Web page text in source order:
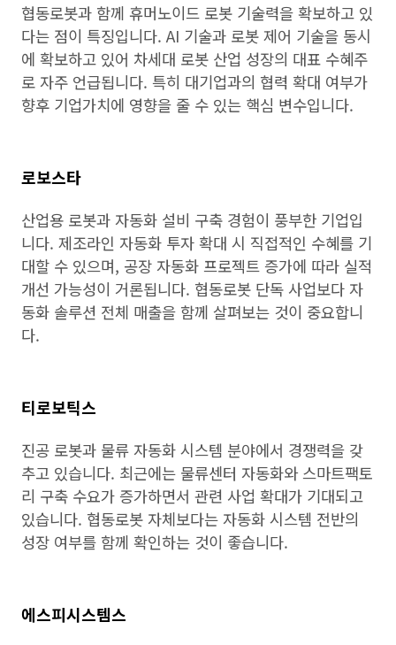
협동로봇과 함께 휴머노이드 로봇 기술력을 확보하고 있
다는 점이 특징입니다. AI 기술과 로봇 제어 기술을 동시
에 확보하고 있어 차세대 로봇 산업 성장의 대표 수혜주
로 자주 언급됩니다. 특히 대기업과의 협력 확대 여부가
향후 기업가치에 영향을 줄 수 있는 핵심 변수입니다.
로보스타
산업용 로봇과 자동화 설비 구축 경험이 풍부한 기업입
니다. 제조라인 자동화 투자 확대 시 직접적인 수혜를 기
대할 수 있으며, 공장 자동화 프로젝트 증가에 따라 실적
개선 가능성이 거론됩니다. 협동로봇 단독 사업보다 자
동화 솔루션 전체 매출을 함께 살펴보는 것이 중요합니
다.
티로보틱스
진공 로봇과 물류 자동화 시스템 분야에서 경쟁력을 갖
추고 있습니다. 최근에는 물류센터 자동화와 스마트팩토
리 구축 수요가 증가하면서 관련 사업 확대가 기대되고
있습니다. 협동로봇 자체보다는 자동화 시스템 전반의
성장 여부를 함께 확인하는 것이 좋습니다.
에스피시스템스